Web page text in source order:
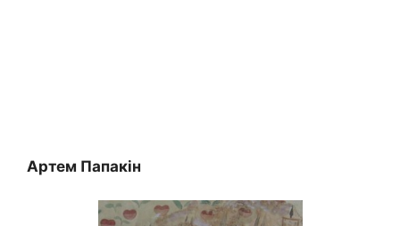
Артем Папакін